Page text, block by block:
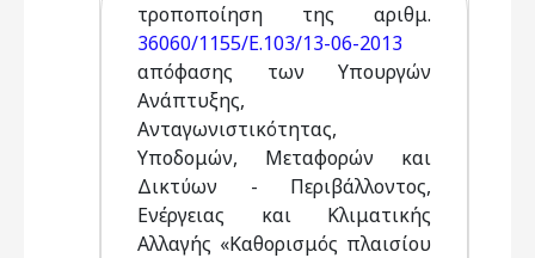
τροποποίηση της αριθμ.
36060/1155/Ε.103/13-06-2013
απόφασης των Υπουργών
Ανάπτυξης,
Ανταγωνιστικότητας,
Υποδομών, Μεταφορών και
Δικτύων - Περιβάλλοντος,
Ενέργειας και Κλιματικής
Αλλαγής «Καθορισμός πλαισίου